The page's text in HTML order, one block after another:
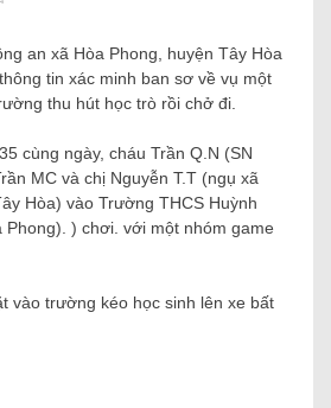
an xã Hòa Phong, huyện Tây Hòa
tin xác minh ban sơ về vụ một
thu hút học trò rồi chở đi.
cùng ngày, cháu Trần Q.N (SN
MC và chị Nguyễn T.T (ngụ xã
Hòa) vào Trường THCS Huỳnh
Phong). ) chơi. với một nhóm game